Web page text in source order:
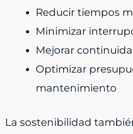
Reducir tiempos
Minimizar
Mejorar
Optimizar
mantenimiento
La sostenibilidad